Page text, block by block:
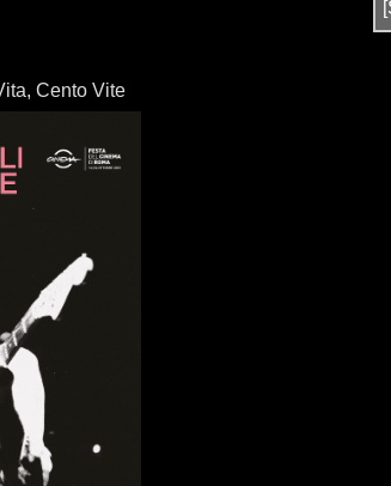
Cento Vite